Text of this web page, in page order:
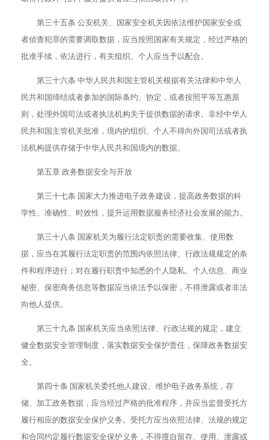
第三十五条 公安机关、国家安全机关因依法维护国家安全或
者侦查犯罪的需要调取数据，应当按照国家有关规定，经过严格的
批准手续，依法进行，有关组织、个人应当予以配合。
第三十六条 中华人民共和国主管机关根据有关法律和中华人
民共和国缔结或者参加的国际条约、协定，或者按照平等互惠原
则，处理外国司法或者执法机构关于提供数据的请求。非经中华人
民共和国主管机关批准，境内的组织、个人不得向外国司法或者执
法机构提供存储于中华人民共和国境内的数据。
第五章 政务数据安全与开放
第三十七条 国家大力推进电子政务建设，提高政务数据的科
学性、准确性、时效性，提升运用数据服务经济社会发展的能力。
第三十八条 国家机关为履行法定职责的需要收集、使用数
据，应当在其履行法定职责的范围内依照法律、行政法规规定的条
件和程序进行；对在履行职责中知悉的个人隐私、个人信息、商业
秘密、保密商务信息等数据应当依法予以保密，不得泄露或者非法
向他人提供。
第三十九条 国家机关应当依照法律、行政法规的规定，建立
健全数据安全管理制度，落实数据安全保护责任，保障政务数据安
全。
第四十条 国家机关委托他人建设、维护电子政务系统，存
储、加工政务数据，应当经过严格的批准程序，并应当监督受托方
履行相应的数据安全保护义务。受托方应当依照法律、法规的规定
和合同约定履行数据安全保护义务，不得擅自留存、使用、泄露或